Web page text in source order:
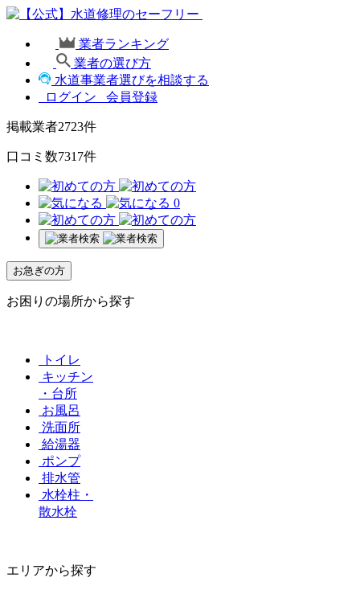
業者ランキング
業者の選び方
水道事業者選びを相談する
ログイン
会員登録
掲載業者2723件
口コミ数7317件
0
お急ぎの方
お困りの場所から探す
トイレ
キッチン
・台所
お風呂
洗面所
給湯器
ポンプ
排水管
水栓柱・
散水栓
エリアから探す